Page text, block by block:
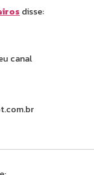
disse:
canal